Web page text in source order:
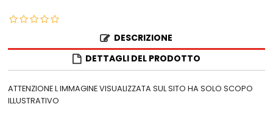
DESCRIZIONE
DETTAGLI DEL PRODOTTO
ATTENZIONE L IMMAGINE VISUALIZZATA SUL SITO HA SOLO SCOPO
ILLUSTRATIVO